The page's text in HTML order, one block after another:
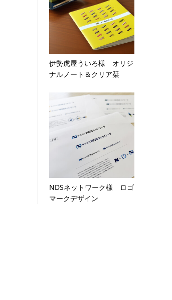
伊勢虎屋ういろ様 オリジ
ナルノート＆クリア栞
NDSネットワーク様 ロゴ
マークデザイン